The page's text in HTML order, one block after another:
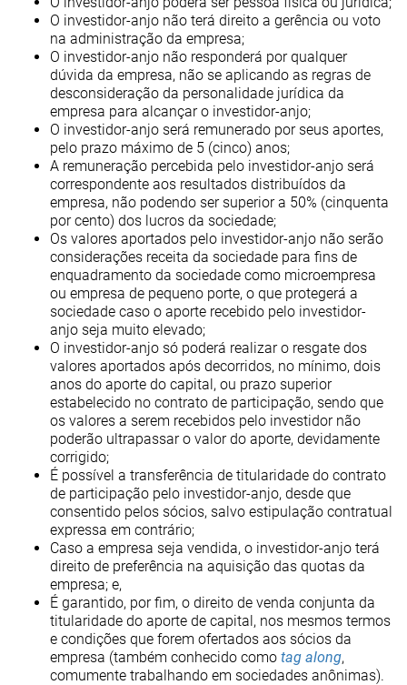
O investidor-anjo não terá direito a gerência ou voto
na administração da empresa;
O investidor-anjo não responderá por qualquer
dúvida da empresa, não se aplicando as regras de
desconsideração da personalidade jurídica da
empresa para alcançar o investidor-anjo;
O investidor-anjo será remunerado por seus aportes,
pelo prazo máximo de 5 (cinco) anos;
A remuneração percebida pelo investidor-anjo será
correspondente aos resultados distribuídos da
empresa, não podendo ser superior a 50% (cinquenta
por cento) dos lucros da sociedade;
Os valores aportados pelo investidor-anjo não serão
considerações receita da sociedade para fins de
enquadramento da sociedade como microempresa
ou empresa de pequeno porte, o que protegerá a
sociedade caso o aporte recebido pelo investidor-
anjo seja muito elevado;
O investidor-anjo só poderá realizar o resgate dos
valores aportados após decorridos, no mínimo, dois
anos do aporte do capital, ou prazo superior
estabelecido no contrato de participação, sendo que
os valores a serem recebidos pelo investidor não
poderão ultrapassar o valor do aporte, devidamente
corrigido;
É possível a transferência de titularidade do contrato
de participação pelo investidor-anjo, desde que
consentido pelos sócios, salvo estipulação contratual
expressa em contrário;
Caso a empresa seja vendida, o investidor-anjo terá
direito de preferência na aquisição das quotas da
empresa; e,
É garantido, por fim, o direito de venda conjunta da
titularidade do aporte de capital, nos mesmos termos
e condições que forem ofertados aos sócios da
empresa (também conhecido como tag along,
comumente trabalhando em sociedades anônimas).